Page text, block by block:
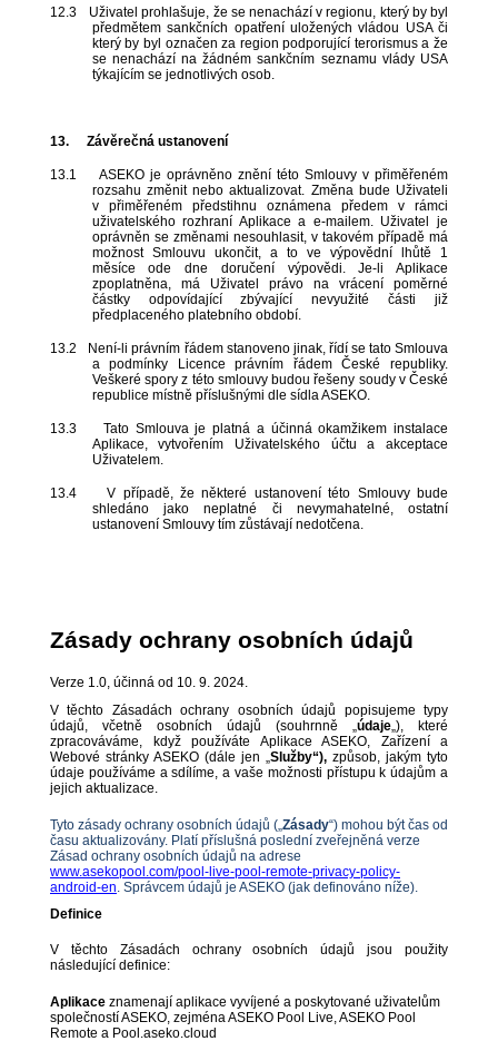
12.3
Uživatel prohlašuje, že se nenachází v regionu, který by byl
předmětem sankčních opatření uložených vládou USA či
který by byl označen za region podporující terorismus a že
se nenachází na žádném sankčním seznamu vlády USA
týkajícím se jednotlivých osob.
13. Závěrečná ustanovení
13.1
ASEKO je oprávněno znění této Smlouvy v přiměřeném
rozsahu změnit nebo aktualizovat. Změna bude Uživateli
v přiměřeném předstihnu oznámena předem v rámci
uživatelského rozhraní Aplikace a e-mailem. Uživatel je
oprávněn se změnami nesouhlasit, v takovém případě má
možnost Smlouvu ukončit, a to ve výpovědní lhůtě 1
měsíce ode dne doručení výpovědi. Je-li Aplikace
zpoplatněna, má Uživatel právo na vrácení poměrné
částky odpovídající zbývající nevyužité části již
předplaceného platebního období.
13.2
Není-li právním řádem stanoveno jinak, řídí se tato Smlouva
a podmínky Licence právním řádem České republiky.
Veškeré spory z této smlouvy budou řešeny soudy v České
republice místně příslušnými dle sídla ASEKO.
13.3
Tato Smlouva je platná a účinná okamžikem instalace
Aplikace, vytvořením Uživatelského účtu a akceptace
Uživatelem.
13.4
V případě, že některé ustanovení této Smlouvy bude
shledáno jako neplatné či nevymahatelné, ostatní
ustanovení Smlouvy tím zůstávají nedotčena.
Zásady ochrany osobních údajů
Verze 1.0, účinná od 10. 9. 2024.
V těchto Zásadách ochrany osobních údajů popisujeme typy
údajů, včetně osobních údajů (souhrnně „údaje„), které
zpracováváme, když používáte Aplikace ASEKO, Zařízení a
Webové stránky ASEKO (dále jen „Služby“), způsob, jakým tyto
údaje používáme a sdílíme, a vaše možnosti přístupu k údajům a
jejich aktualizace.
Tyto zásady ochrany osobních údajů („ Zásady“) mohou být čas od
času aktualizovány. Platí příslušná poslední zveřejněná verze
Zásad ochrany osobních údajů na adrese
www.asekopool.com/pool-live-pool-remote-privacy-policy-
android-en . Správcem údajů je ASEKO (jak definováno níže).
Definice
V těchto Zásadách ochrany osobních údajů jsou použity
následující definice:
Aplikace znamenají aplikace vyvíjené a poskytované uživatelům
společností ASEKO, zejména ASEKO Pool Live, ASEKO Pool
Remote a Pool.aseko.cloud